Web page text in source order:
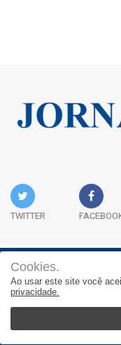
TWITTER
JORNAL METAS -
Cookies.
Ao usar este site você
privacidade.